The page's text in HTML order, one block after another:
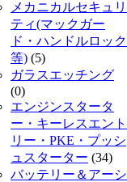
メカニカルセキュリ
ティ(マックガー
ド・ハンドルロック
等) (5)
ガラスエッチング
(0)
エンジンスタータ
ー・キーレスエント
リー・PKE・プッシ
ュスターター (34)
バッテリー＆アーシ